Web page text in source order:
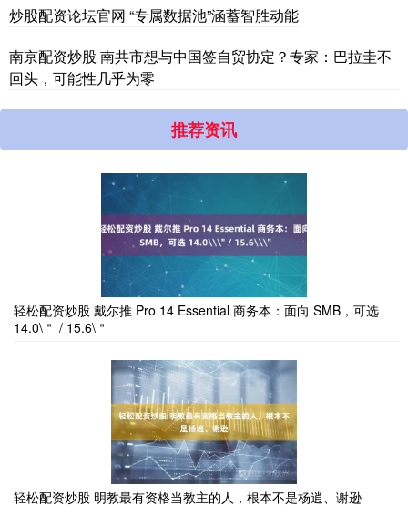
炒股配资论坛官网 “专属数据池”涵蓄智胜动能
南京配资炒股 南共市想与中国签自贸协定？专家：巴拉圭不
回头，可能性几乎为零
推荐资讯
轻松配资炒股 戴尔推 Pro 14 Essential 商务本：面向 SMB，可选
14.0\＂ / 15.6\＂
轻松配资炒股 明教最有资格当教主的人，根本不是杨逍、谢逊